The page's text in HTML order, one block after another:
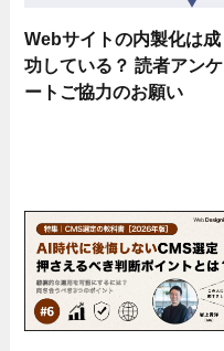
Webサイトの内製化は成
功している？ 読者アンケ
ートご協力のお願い